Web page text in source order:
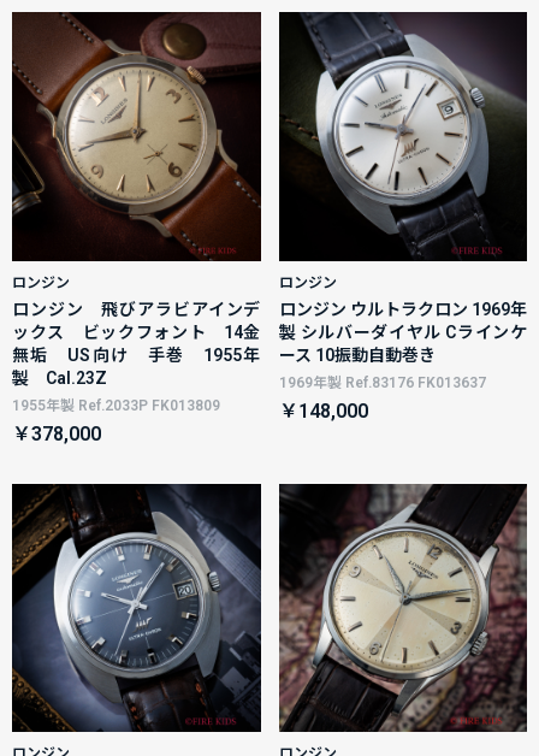
ロンジン
ロンジン 飛びアラビアインデ
ックス ビックフォント 14金
無垢 US向け 手巻 1955年
製 Cal.23Z
1955年製 Ref.2033P FK013809
￥378,000
ロンジン
ロンジン ウルトラクロン 1969年
製 シルバーダイヤル Cラインケ
ース 10振動自動巻き
1969年製 Ref.83176 FK013637
￥148,000